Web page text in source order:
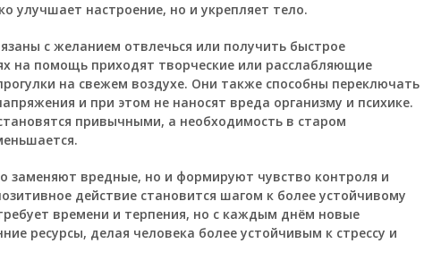
улучшает настроение, но и укрепляет тело.
с желанием отвлечься или получить быстрое
на помощь приходят творческие или расслабляющие
на свежем воздухе. Они также способны переключать
и при этом не наносят вреда организму и психике.
привычными, а необходимость в старом
заменяют вредные, но и формируют чувство контроля и
действие становится шагом к более устойчивому
времени и терпения, но с каждым днём новые
ресурсы, делая человека более устойчивым к стрессу и